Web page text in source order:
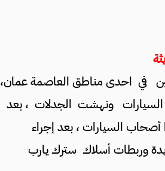
في احدى مناطق العاصمة عمان،
السيارات ونهشت الجدلات ، بعد
السيارات ، بعد إجراء
وربطات أسلاك سترك يارب